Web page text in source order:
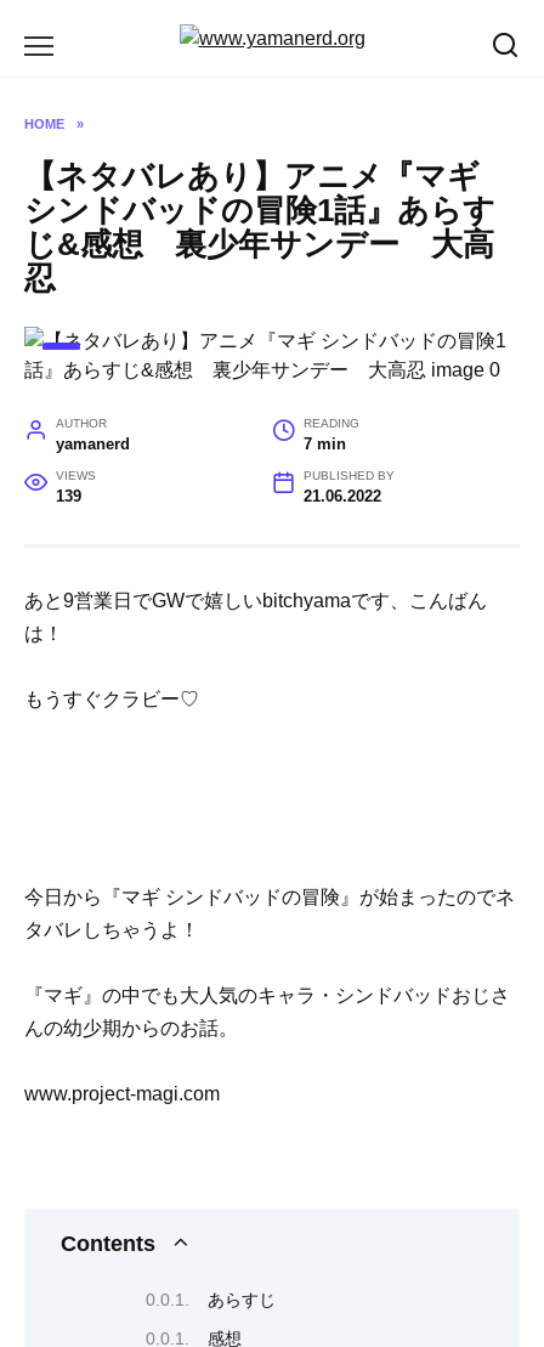
HOME »
【ネタバレあり】アニメ『マギ
シンドバッドの冒険1話』あらす
じ&感想 裏少年サンデー 大高
忍
AUTHOR
yamanerd
READING
7 min
VIEWS
139
PUBLISHED BY
21.06.2022
あと9営業日でGWで嬉しいbitchyamaです、こんばん
は！
もうすぐクラビー♡
今日から『マギ シンドバッドの冒険』が始まったのでネ
タバレしちゃうよ！
『マギ』の中でも大人気のキャラ・シンドバッドおじさ
んの幼少期からのお話。
www.project-magi.com
Contents
あらすじ
感想